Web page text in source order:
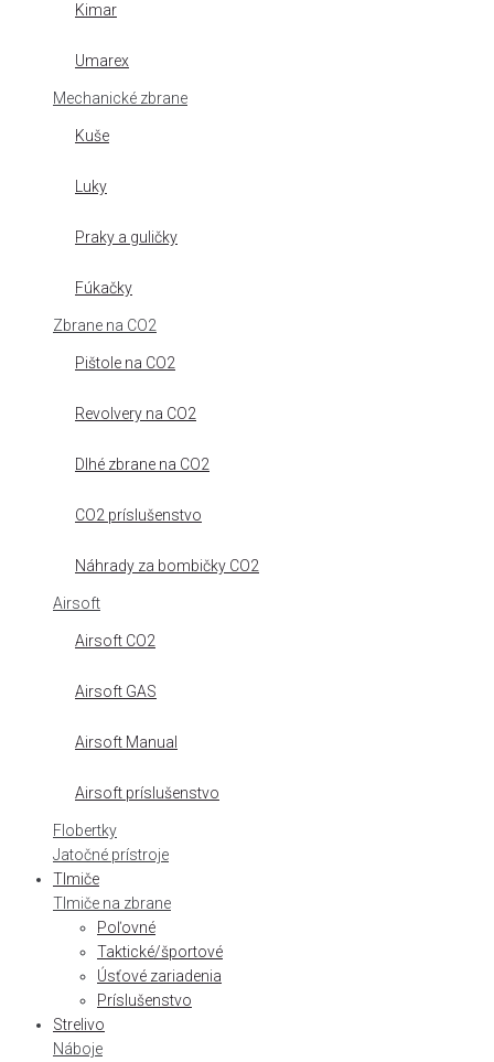
Kimar
Umarex
Mechanické zbrane
Kuše
Luky
Praky a guličky
Fúkačky
Zbrane na CO2
Pištole na CO2
Revolvery na CO2
Dlhé zbrane na CO2
CO2 príslušenstvo
Náhrady za bombičky CO2
Airsoft
Airsoft CO2
Airsoft GAS
Airsoft Manual
Airsoft príslušenstvo
Flobertky
Jatočné prístroje
Tlmiče
Tlmiče na zbrane
Poľovné
Taktické/športové
Úsťové zariadenia
Príslušenstvo
Strelivo
Náboje